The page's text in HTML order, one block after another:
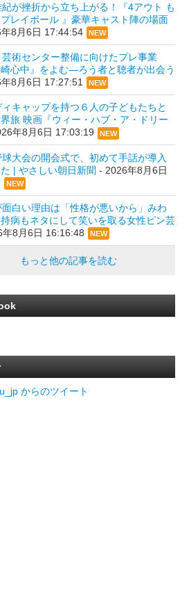
が挫折から立ち上がる！『4アウト も
レイボール 』豪華キャスト陣の場面
8月6日 17:44:54 NEW
術センター整備に向けたプレ事業
崎心中』をよむ―ろう者と聴者が出会う
8月6日 17:27:51 NEW
キャップを持つ６人の子どもたちと
旅 映画『ウィー・ハブ・ア・ドリー
年8月6日 17:03:19 NEW
大会の開会式で、初めて手話が導入
| やさしい朝日新聞 - 2026年8月6日
NEW
白い理由は「性格が悪いから」みわ
病もネタにして笑いを取る女性ピン芸
年8月6日 16:16:48 NEW
もっと他の記事を読む
からのツイート